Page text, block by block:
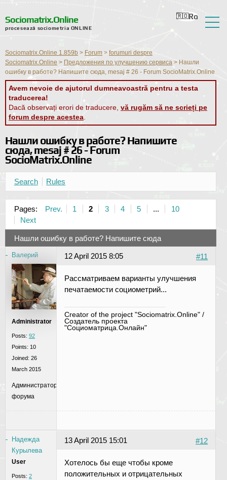
Sociomatrix.Online
procesează sociometria ONLINE
Recenzii
Ajutor
Forum
Știri
Informații de contact
Ro
Ru
En
Ua
Nl
Sociomatrix.Online 1.859b > Forum > forumuri despre
Sociomatrix.Online > Предложения по улучшению сервиса > Нашли
ошибку в работе? Напишите сюда, mesaj # 26 - Forum SocioMatrix.Online
Avem nevoie de ajutorul dumneavoastră pentru a testa
traducerea!
Dacă observați erori de traducere, vă rugăm să ne scrieți pe
forum despre acestea
Нашли ошибку в работе? Напишите
сюда, mesaj # 26 - Forum
SocioMatrix.Online
Search Rules
Pages: Prev. 1 2 3 4 5 ...
10
Next
Нашли ошибку в работе? Напишите сюда
Валерий
Administrator
Posts: 92
Points: 10
Joined: 26
March 2015
Администратор
форума
#11
12 April 2015 8:05
Рассматриваем варианты улучшения
печатаемости социометрий...
Creator of the project "Sociomatrix.Online" /
Создатель проекта
"Социоматрица.Онлайн"
Надежда
Курылева
User
Posts: 2
#12
13 April 2015 15:01
Хотелось бы еще чтобы кроме
положительных и отрицательных